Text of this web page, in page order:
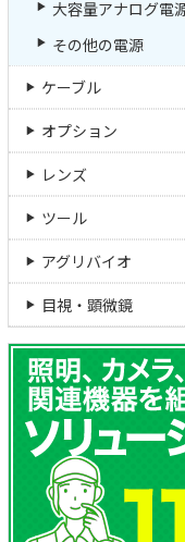
大容量アナログ電
その他の電源
ケーブル
オプション
レンズ
ツール
アグリバイオ
目視・顕微鏡